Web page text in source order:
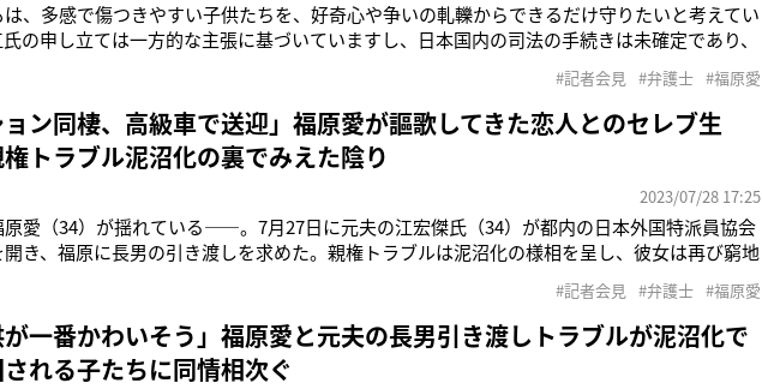
は、多感で傷つきやすい子供たちを、好奇心や争いの軋轢からできるだけ守りたいと考えてい
氏の申し立ては一方的な主張に基づいていますし、日本国内の司法の手続きは未確定であり、
求された福原愛（34）。そのことに対して、自身の弁護士による声明文をSNS「新浪微博」で
。’16年9月に
#記者会見 #弁護士 #福原愛
ョン同棲、高級車で送迎」福原愛が謳歌してきた恋人とのセレブ生
トラブル泥沼化の裏でみえた陰り
2023/07/28 17:25
原愛（34）が揺れている――。7月27日に元夫の江宏傑氏（34）が都内の日本外国特派員協会
開き、福原に長男の引き渡しを求めた。親権トラブルは泥沼化の様相を呈し、彼女は再び窮地
出されたと報告。「平和的な形で子供を返してほしい」と訴えた。また同席した大渕愛子弁
）は、引き渡しに応
#記者会見 #弁護士 #福原愛
が一番かわいそう」福原愛と元夫の長男引き渡しトラブルが泥沼化で
れる子たちに同情相次ぐ